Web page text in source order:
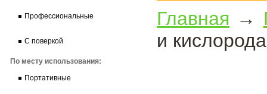
Профессиональные
С поверкой
По месту использования:
Портативные
Главная →
и кислорода